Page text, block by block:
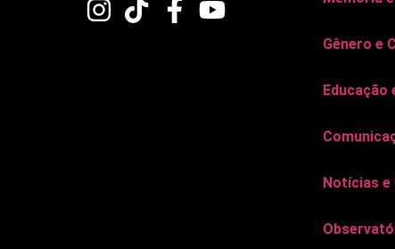
Gênero e
Educação
Notícias e